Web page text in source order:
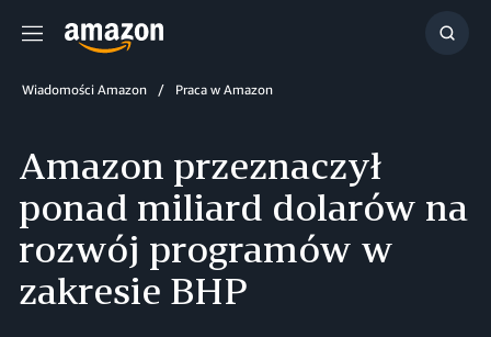
Menu
Wiadomości Amazon Praca w Amazon
Amazon przeznaczył
ponad miliard dolarów na
rozwój programów w
zakresie BHP